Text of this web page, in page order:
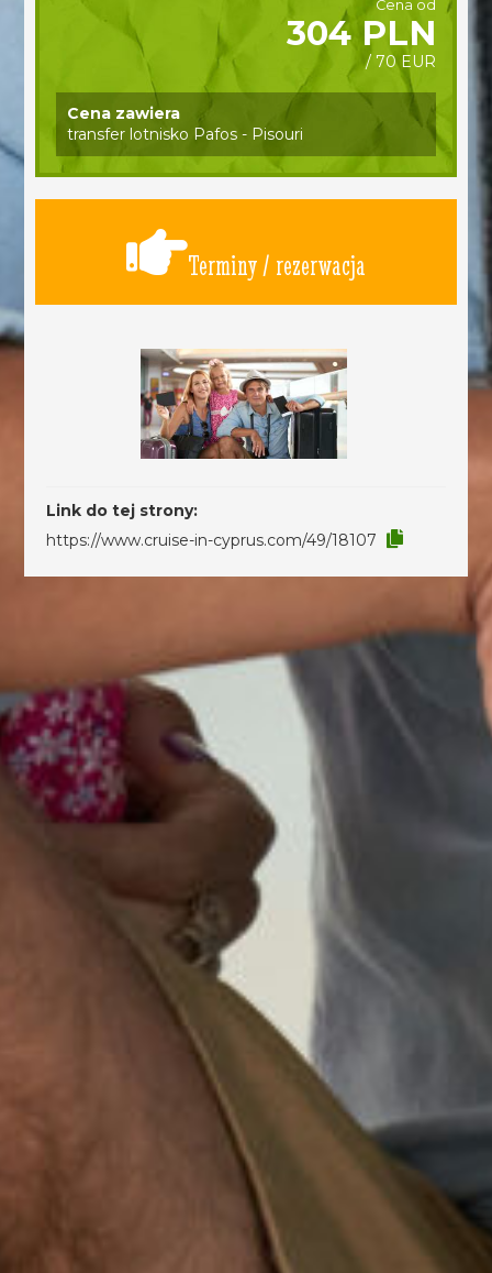
Cena od
304 PLN
/ 70 EUR
Cena zawiera
transfer lotnisko Pafos - Pisouri
Terminy / rezerwacja
Link do tej strony:
https://www.cruise-in-cyprus.com/49/18107